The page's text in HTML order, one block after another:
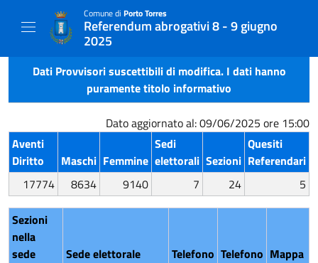
Comune di Porto Torres
Referendum abrogativi 8 - 9 giugno
2025
Dati Provvisori suscettibili di modifica. I dati hanno
puramente titolo informativo
Dato aggiornato al: 09/06/2025 ore 15:00
Aventi
Diritto
Maschi Femmine
Sedi
elettorali Sezioni
Quesiti
Referendari
17774
8634 9140 7 24 5
Sezioni
nella
sede
Sede elettorale Telefono Telefono Mappa